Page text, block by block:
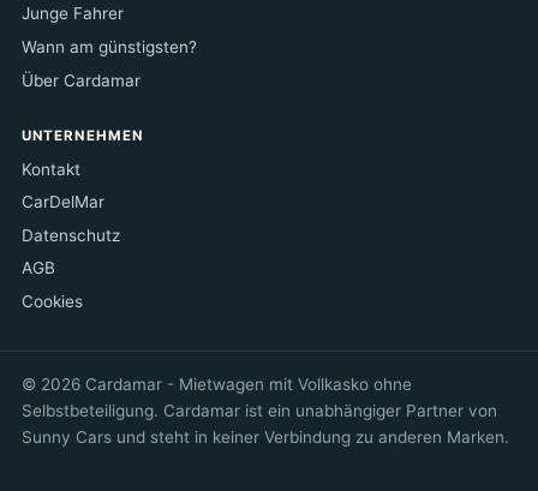
Junge Fahrer
Wann am günstigsten?
Über Cardamar
UNTERNEHMEN
Kontakt
CarDelMar
Datenschutz
AGB
Cookies
© 2026 Cardamar - Mietwagen mit Vollkasko ohne
Selbstbeteiligung. Cardamar ist ein unabhängiger Partner von
Sunny Cars und steht in keiner Verbindung zu anderen Marken.